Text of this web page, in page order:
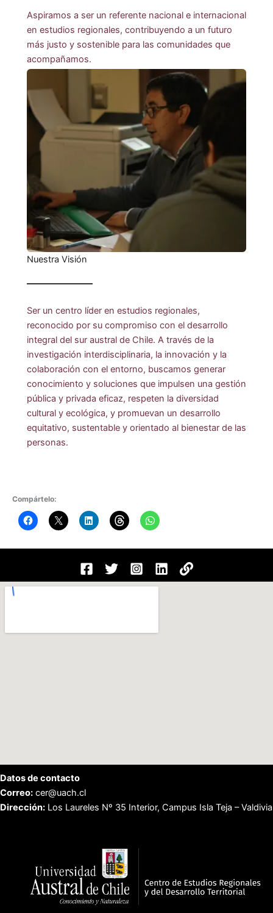
Aspiramos a ser un referente nacional e internacional
en estudios regionales, contribuyendo a un futuro
más justo y sostenible para las comunidades que
acompañamos.
Nuestra Visión
Ser un centro líder en estudios regionales,
reconocido por su compromiso con el desarrollo
integral del sur austral de Chile. A través de la
investigación interdisciplinaria, la innovación y la
colaboración con el entorno, buscamos generar
conocimiento y soluciones que impulsen una gestión
pública y privada eficaz, respeten la diversidad
cultural y ecológica, y promuevan un desarrollo
equitativo, sustentable y orientado al bienestar de las
personas.
Compártelo:
Datos de contacto
Correo: cer@uach.cl
Dirección: Los Laureles Nº 35 Interior, Campus Isla Teja – Valdivia